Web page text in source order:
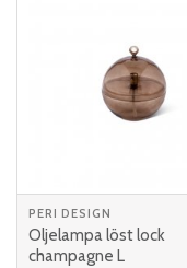
PERI DESIGN
Oljelampa löst lock
champagne L